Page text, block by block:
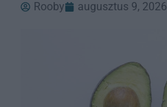
Rooby
augusztus 9, 2026